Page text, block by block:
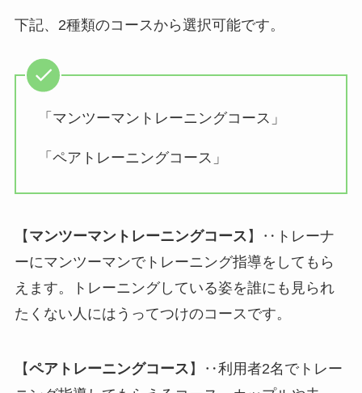
下記、2種類のコースから選択可能です。
「マンツーマントレーニングコース」
「ペアトレーニングコース」
【 マンツーマントレーニングコース 】‥トレーナ
ーにマンツーマンでトレーニング指導をしてもら
えます。トレーニングしている姿を誰にも見られ
たくない人にはうってつけのコースです。
【ペアトレーニングコース 】‥利用者2名でトレー